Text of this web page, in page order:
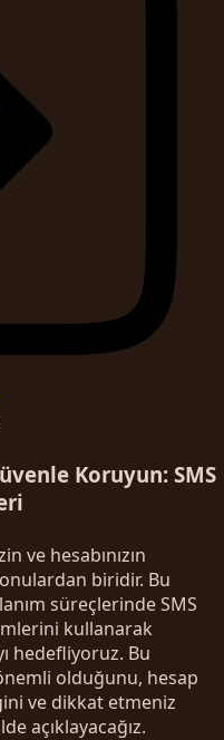
Koruyun: SMS
ve hesabınızın
biridir. Bu
süreçlerinde SMS
kullanarak
hedefliyoruz. Bu
olduğunu, hesap
ve dikkat etmeniz
açıklayacağız.